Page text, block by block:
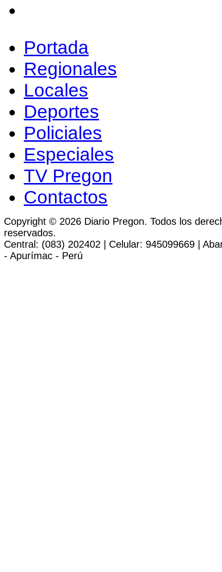
Portada
Regionales
Locales
Deportes
Policiales
Especiales
TV Pregon
Contactos
Copyright © 2026 Diario Pregon. Todos los
reservados.
Central: (083) 202402 | Celular: 945099669 |
- Apurímac - Perú